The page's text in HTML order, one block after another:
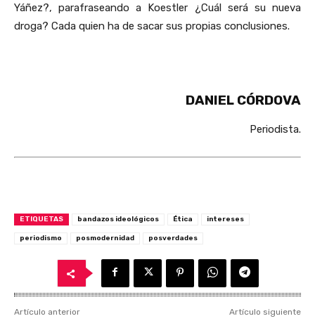
Yáñez?, parafraseando a Koestler ¿Cuál será su nueva
droga? Cada quien ha de sacar sus propias conclusiones.
DANIEL CÓRDOVA
Periodista.
ETIQUETAS bandazos ideológicos Ética intereses
periodismo posmodernidad posverdades
Artículo anterior
Artículo siguiente